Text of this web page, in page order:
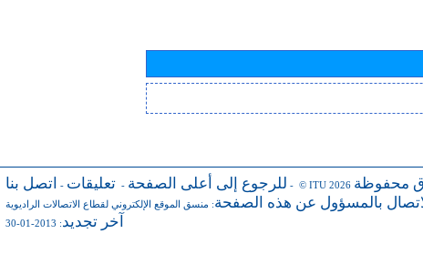
للرجوع إلى أعلى الصفحة - تعليقات - اتصل بنا - © ITU 2026 محفوظة
بالمسؤول عن هذه الصفحة: منسق الموقع الإلكتروني لقطاع الاتصالات الراديوية
آخر تجديد: 2013-01-30